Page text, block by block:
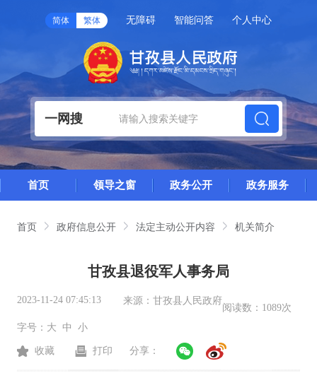
简体 繁体 无障碍 智能问答 个人中心
一网搜
首页 领导之窗 政务公开 政务服务
首页 政府信息公开 法定主动公开内容 机关简介
甘孜县退役军人事务局
2023-11-24 07:45:13 来源： 甘孜县人民政府
阅读数： 1089次
字号： 大 中 小
收藏 打印 分享：